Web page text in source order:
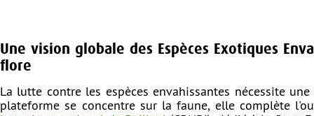
Une vision globale des Espèces Exotiques
flore
La lutte contre les espèces envahissantes nécessite
plateforme se concentre sur la faune, elle complète